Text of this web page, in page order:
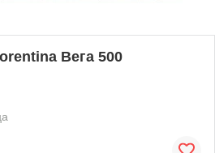
Вега 500